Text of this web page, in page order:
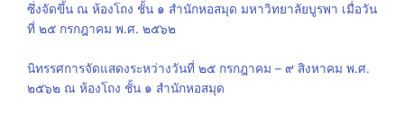
ซึ่งจัดขึ้น ณ ห้องโถง ชั้น ๑ สำนักหอสมุด มหาวิทยาลัยบูรพา เมื่อวัน
ที่ ๒๕ กรกฎาคม พ.ศ. ๒๕๖๒
นิทรรศการจัดแสดงระหว่างวันที่ ๒๕ กรกฎาคม – ๙ สิงหาคม พ.ศ.
๒๕๖๒ ณ ห้องโถง ชั้น ๑ สำนักหอสมุด